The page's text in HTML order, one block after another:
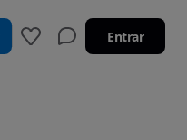
Entrar